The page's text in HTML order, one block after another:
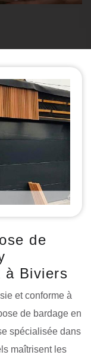
de
à Biviers
et conforme à
de bardage en
spécialisée dans
maîtrisent les